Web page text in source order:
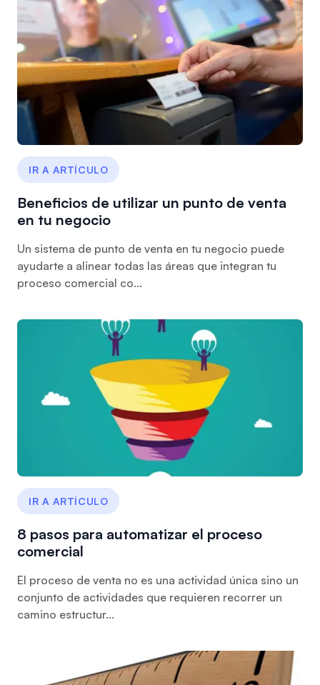
IR A ARTÍCULO
Beneficios de utilizar un punto de venta
en tu negocio
Un sistema de punto de venta en tu negocio puede
ayudarte a alinear todas las áreas que integran tu
proceso comercial co...
IR A ARTÍCULO
8 pasos para automatizar el proceso
comercial
El proceso de venta no es una actividad única sino un
conjunto de actividades que requieren recorrer un
camino estructur...